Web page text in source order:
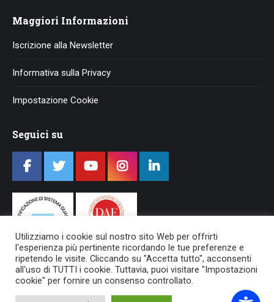
Maggiori Informazioni
Iscrizione alla Newsletter
Informativa sulla Privacy
Impostazione Cookie
Seguici su
Utilizziamo i cookie sul nostro sito Web per offrirti
l'esperienza più pertinente ricordando le tue preferenze e
ripetendo le visite. Cliccando su "Accetta tutto", acconsenti
all'uso di TUTTI i cookie. Tuttavia, puoi visitare "Impostazioni
cookie" per fornire un consenso controllato.